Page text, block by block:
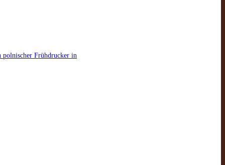
polnischer Frühdrucker in